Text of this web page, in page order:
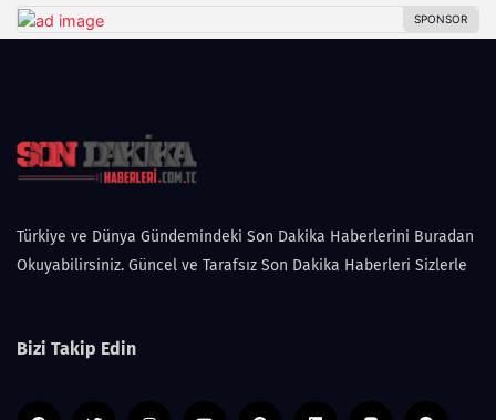
Türkiye ve Dünya Gündemindeki Son Dakika Haberlerini Buradan
Okuyabilirsiniz. Güncel ve Tarafsız Son Dakika Haberleri Sizlerle
Bizi Takip Edin